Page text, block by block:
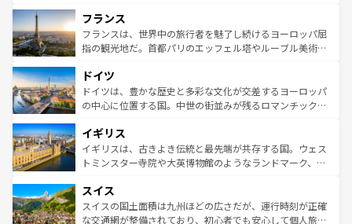
ませてくれるイタリアで、忘れられない旅をしてみよう！
なお、新着のイタリア情報はコンテンツ一覧 を参照してほ
しい。
文化が根付くこの国では、情熱的なフラメンコ、熱気あふ
れる闘牛、そして美味しいタパスが生活の一部となってい
る。首都マドリードの洗練された雰囲気や、バルセロナの
の城塞都市、穏やかなビーチリゾートまで多彩な表情を見
せる。地方によって風土や気候が異なるスペインはその個
性で訪れる人を魅了する。 なお、新着のスペイン情報はコ
フランス
フランスは、世界中の旅行者を魅了し続けるヨーロッパ屈
指の観光地だ。首都パリのエッフェル塔やルーブル美術館
で、幅広い魅力が詰まっている。華麗な宮殿、歴史的な大
聖堂、美しいビーチ、そして豊かな自然が、訪れる者を心
から魅了する。また、フランスは美食の国としても知ら
いる。シャンパンの発祥地であるランス、プロヴァンスの
香り高いラベンダー畑など、多彩な楽しみ方が可能だ。さ
らに、パリ以外の地域にも魅力が溢れており、どの街角に
れる地方に足を運ぶとそれぞれで全く異なる文化を体験で
きるだろう。 なお、新着のフランス情報はコンテンツ一覧
を参照してほしい。
ドイツ
ドイツは、豊かな歴史と多彩な文化が交差するヨーロッパ
の中心に位置する国。中世の街並みが残るロマンチック街
顔を持つこの国は、どこを歩いても飽きることがない。ベ
ルリンの文化的活気、バイエルン州のアルプスの絶景、そ
してライン川沿いのワイン畑といった風景は必見。ビール
は、お酒好きな人にはぜひ体験してほしい。 なお、新着の
ドイツ情報はコンテンツ一覧を参照してほしい。
イギリス
イギリスは、古きよき伝統と最先端が共存する国。ウェス
トミンスター寺院や大英博物館のようなランドマーク、歴
リアごとに異なる魅力がある。また、優雅なアフタヌーン
ティー、ビール好きにはたまらない英国パブ、サッカー観
戦など、本場だからこそできる体験も豊富。イギリスを旅
スイス
スイスの国土面積は九州ほどの広さだが、運行時刻が正確
な交通網が整備されており、初心者でも安心して個人旅行